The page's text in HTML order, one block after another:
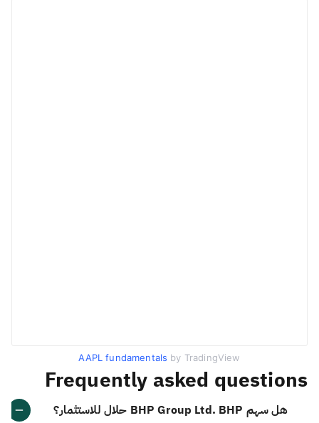
AAPL fundamentals by TradingView
Frequently asked questions
هل سهم BHP Group Ltd. BHP حلال للاستثمار؟